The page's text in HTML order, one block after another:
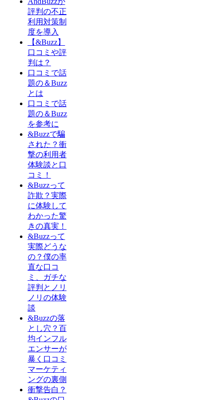
評判の不正
利用対策制
度を導入
【&Buzz】
口コミや評
判は？
口コミで話
題の＆Buzz
とは
口コミで話
題の＆Buzz
を参考に
&Buzzで騙
された？衝
撃の利用者
体験談と口
コミ！
&Buzzって
詐欺？実際
に体験して
わかった驚
きの真実！
&Buzzって
実際どうな
の？僕の率
直な口コ
ミ、ガチな
評判とノリ
ノリの体験
談
&Buzzの落
とし穴？百
均インフル
エンサーが
暴く口コミ
マーケティ
ングの裏側
衝撃告白？